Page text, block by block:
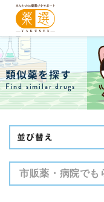
類似薬を探す
Find similar drugs
並び替え